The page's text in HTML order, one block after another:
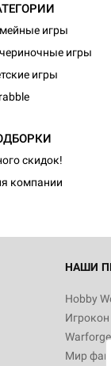
игры
игры
игры
скидок!
компании
НАШИ
Hobby
Игрокон
Warforge
Мир